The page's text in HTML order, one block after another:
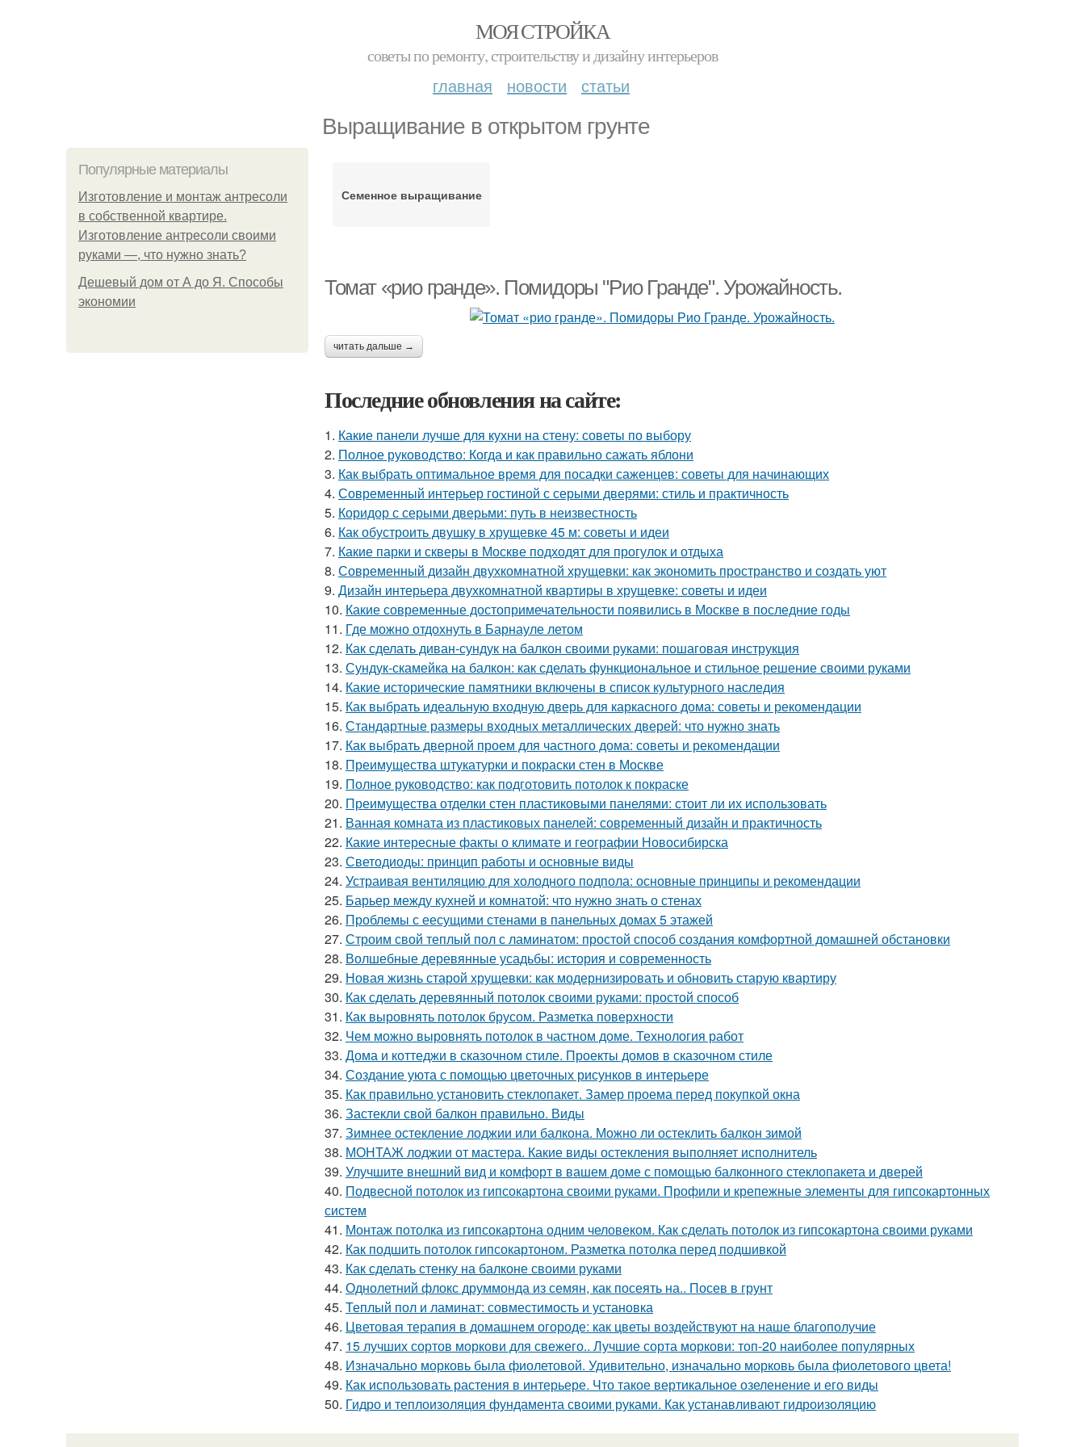
МОЯ СТРОЙКА
советы по ремонту, строительству и дизайну интерьеров
главная новости статьи
Выращивание в открытом грунте
Популярные материалы
Изготовление и монтаж антресоли
в собственной квартире.
Изготовление антресоли своими
руками —, что нужно знать?
Дешевый дом от А до Я. Способы
экономии
Семенное выращивание
Томат «рио гранде». Помидоры "Рио Гранде". Урожайность.
читать дальше →
Последние обновления на сайте:
1. Какие панели лучше для кухни на стену: советы по выбору
2. Полное руководство: Когда и как правильно сажать яблони
3. Как выбрать оптимальное время для посадки саженцев: советы для начинающих
4. Современный интерьер гостиной с серыми дверями: стиль и практичность
5. Коридор с серыми дверьми: путь в неизвестность
6. Как обустроить двушку в хрущевке 45 м: советы и идеи
7. Какие парки и скверы в Москве подходят для прогулок и отдыха
8. Современный дизайн двухкомнатной хрущевки: как экономить пространство и создать уют
9. Дизайн интерьера двухкомнатной квартиры в хрущевке: советы и идеи
10. Какие современные достопримечательности появились в Москве в последние годы
11. Где можно отдохнуть в Барнауле летом
12. Как сделать диван-сундук на балкон своими руками: пошаговая инструкция
13. Сундук-скамейка на балкон: как сделать функциональное и стильное решение своими руками
14. Какие исторические памятники включены в список культурного наследия
15. Как выбрать идеальную входную дверь для каркасного дома: советы и рекомендации
16. Стандартные размеры входных металлических дверей: что нужно знать
17. Как выбрать дверной проем для частного дома: советы и рекомендации
18. Преимущества штукатурки и покраски стен в Москве
19. Полное руководство: как подготовить потолок к покраске
20. Преимущества отделки стен пластиковыми панелями: стоит ли их использовать
21. Ванная комната из пластиковых панелей: современный дизайн и практичность
22. Какие интересные факты о климате и географии Новосибирска
23. Светодиоды: принцип работы и основные виды
24. Устраивая вентиляцию для холодного подпола: основные принципы и рекомендации
25. Барьер между кухней и комнатой: что нужно знать о стенах
26. Проблемы с еесущими стенами в панельных домах 5 этажей
27. Строим свой теплый пол с ламинатом: простой способ создания комфортной домашней обстановки
28. Волшебные деревянные усадьбы: история и современность
29. Новая жизнь старой хрущевки: как модернизировать и обновить старую квартиру
30. Как сделать деревянный потолок своими руками: простой способ
31. Как выровнять потолок брусом. Разметка поверхности
32. Чем можно выровнять потолок в частном доме. Технология работ
33. Дома и коттеджи в сказочном стиле. Проекты домов в сказочном стиле
34. Создание уюта с помощью цветочных рисунков в интерьере
35. Как правильно установить стеклопакет. Замер проема перед покупкой окна
36. Застекли свой балкон правильно. Виды
37. Зимнее остекление лоджии или балкона. Можно ли остеклить балкон зимой
38. МОНТАЖ лоджии от мастера. Какие виды остекления выполняет исполнитель
39. Улучшите внешний вид и комфорт в вашем доме с помощью балконного стеклопакета и дверей
40. Подвесной потолок из гипсокартона своими руками. Профили и крепежные элементы для гипсокартонных
систем
41. Монтаж потолка из гипсокартона одним человеком. Как сделать потолок из гипсокартона своими руками
42. Как подшить потолок гипсокартоном. Разметка потолка перед подшивкой
43. Как сделать стенку на балконе своими руками
44. Однолетний флокс друммонда из семян, как посеять на.. Посев в грунт
45. Теплый пол и ламинат: совместимость и установка
46. Цветовая терапия в домашнем огороде: как цветы воздействуют на наше благополучие
47. 15 лучших сортов моркови для свежего.. Лучшие сорта моркови: топ-20 наиболее популярных
48. Изначально морковь была фиолетовой. Удивительно, изначально морковь была фиолетового цвета!
49. Как использовать растения в интерьере. Что такое вертикальное озеленение и его виды
50. Гидро и теплоизоляция фундамента своими руками. Как устанавливают гидроизоляцию